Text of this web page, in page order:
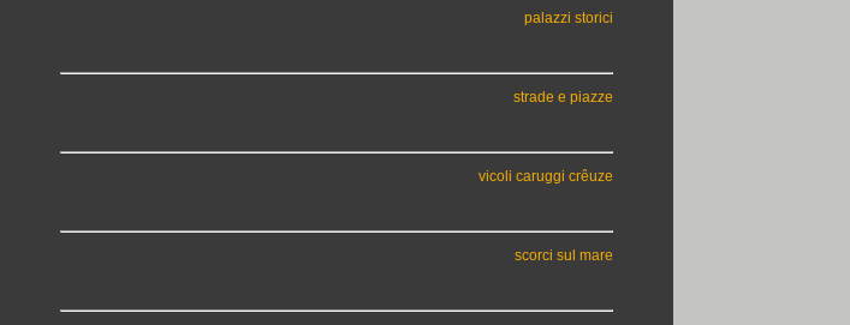
palazzi storici
strade e piazze
vicoli caruggi crêuze
scorci sul mare